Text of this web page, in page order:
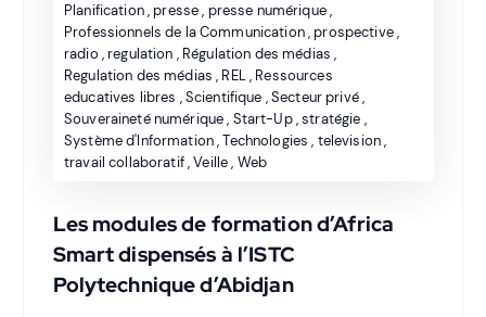
Planification,presse, presse numérique,
Professionnels de la Communication,prospective,
radio ,regulation , Régulation des médias ,
Regulation des médias , REL, Ressources
educatives libres ,Scientifique ,Secteur privé,
Souveraineté numérique, Start-Up,stratégie ,
Système d'Information,Technologies , television,
travail collaboratif,Veille, Web
Les modules de formation d’Africa
Smart dispensés à l’ISTC
Polytechnique d’Abidjan